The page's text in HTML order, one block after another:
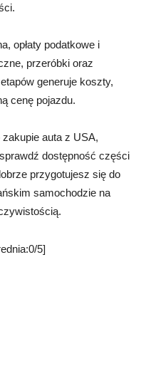
opłaty podatkowe i
przeróbki oraz
generuje koszty,
cenę pojazdu.
auta z USA,
dostępność części
przygotujesz się do
samochodzie na
5]